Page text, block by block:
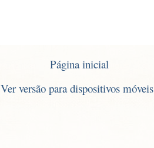
Página inicial
Ver versão para dispositivos móveis